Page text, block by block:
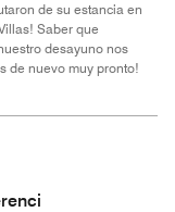
de su estancia en
Saber que
desayuno nos
de nuevo muy pronto!